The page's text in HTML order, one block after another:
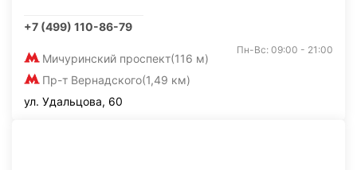
+7 (499) 110-86-79
Мичуринский проспект(116 м)
Пр-т Вернадского(1,49 км)
Пн-Вс: 09:00 - 21:00
ул. Удальцова, 60